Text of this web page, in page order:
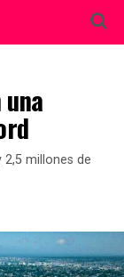
2,5 millones de